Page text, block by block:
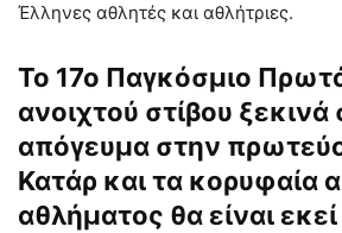
Έλληνες αθλητές και αθλήτριες.
Το 17ο Παγκόσμιο
ανοιχτού στίβου
απόγευμα στην
Κατάρ και τα κορυφαία
αθλήματος θα είναι εκεί